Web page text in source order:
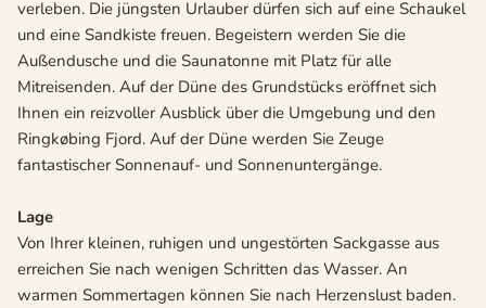
verleben. Die jüngsten Urlauber dürfen sich auf eine Schaukel
und eine Sandkiste freuen. Begeistern werden Sie die
Außendusche und die Saunatonne mit Platz für alle
Mitreisenden. Auf der Düne des Grundstücks eröffnet sich
Ihnen ein reizvoller Ausblick über die Umgebung und den
Ringkøbing Fjord. Auf der Düne werden Sie Zeuge
fantastischer Sonnenauf- und Sonnenuntergänge.
Lage
Von Ihrer kleinen, ruhigen und ungestörten Sackgasse aus
erreichen Sie nach wenigen Schritten das Wasser. An
warmen Sommertagen können Sie nach Herzenslust baden.